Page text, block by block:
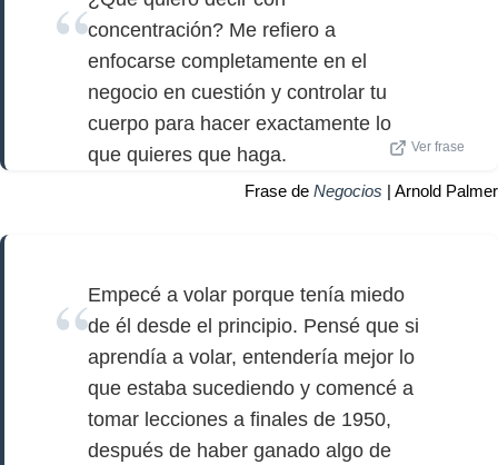
concentración? Me refiero a
enfocarse completamente en el
negocio en cuestión y controlar tu
cuerpo para hacer exactamente lo
que quieres que haga.
Ver frase
Frase de Negocios | Arnold Palmer
Empecé a volar porque tenía miedo
de él desde el principio. Pensé que si
aprendía a volar, entendería mejor lo
que estaba sucediendo y comencé a
tomar lecciones a finales de 1950,
después de haber ganado algo de